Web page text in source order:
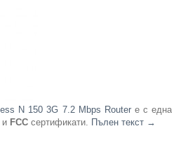
N 150 3G 7.2 Mbps Routerе с една
и FCC сертификати. Пълен текст →